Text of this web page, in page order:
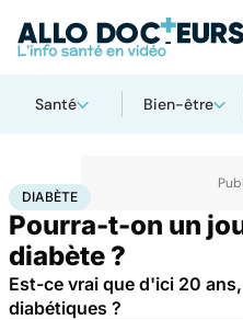
Santé Bien-être
AccueilSanté
DIABÈTE
Pourra-t-on un
diabète ?
Est-ce vrai que d'ici 20
diabétiques ?